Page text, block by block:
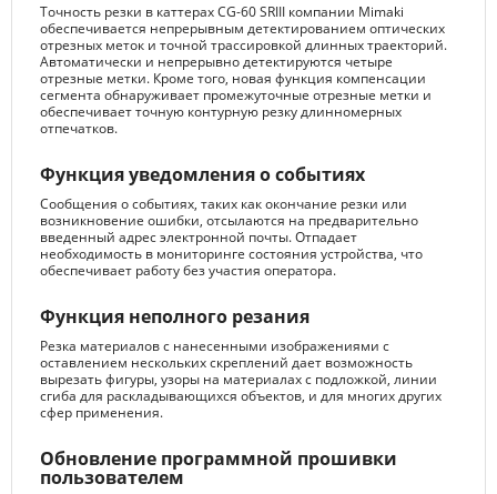
Точность резки в каттерах CG-60 SRIII компании Mimaki
обеспечивается непрерывным детектированием оптических
отрезных меток и точной трассировкой длинных траекторий.
Автоматически и непрерывно детектируются четыре
отрезные метки. Кроме того, новая функция компенсации
сегмента обнаруживает промежуточные отрезные метки и
обеспечивает точную контурную резку длинномерных
отпечатков.
Функция уведомления о событиях
Сообщения о событиях, таких как окончание резки или
возникновение ошибки, отсылаются на предварительно
введенный адрес электронной почты. Отпадает
необходимость в мониторинге состояния устройства, что
обеспечивает работу без участия оператора.
Функция неполного резания
Резка материалов с нанесенными изображениями с
оставлением нескольких скреплений дает возможность
вырезать фигуры, узоры на материалах с подложкой, линии
сгиба для раскладывающихся объектов, и для многих других
сфер применения.
Обновление программной прошивки
пользователем